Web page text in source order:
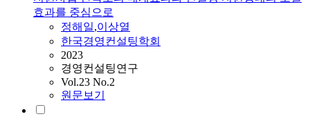
효과를 중심으로
정해일,이상열
한국경영컨설팅학회
2023
경영컨설팅연구
Vol.23 No.2
원문보기